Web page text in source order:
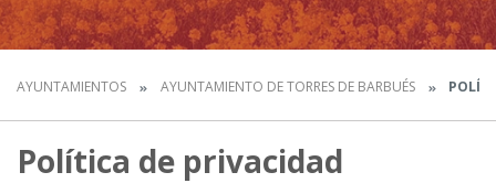
AYUNTAMIENTOS AYUNTAMIENTO DE TORRES DE BARBUÉS
Política de privacidad